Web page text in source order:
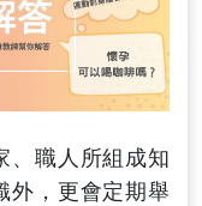
、職人所組成知
外，更會定期舉